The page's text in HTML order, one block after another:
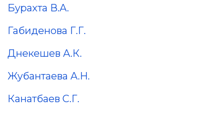
Бурахта В.А.
Габиденова Г.Г.
Днекешев А.К.
Жубантаева А.Н.
Канатбаев С.Г.